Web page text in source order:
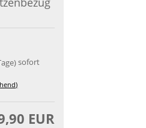
sofort
EUR